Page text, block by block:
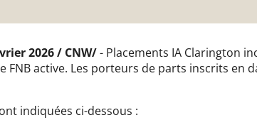
2026 / CNW/- Placements IA Clarington
FNB active. Les porteurs de parts inscrits
indiquées ci-dessous :